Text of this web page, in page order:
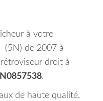
à votre
(5N) de 2007 à
droit à
.
de haute qualité,